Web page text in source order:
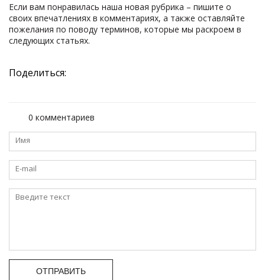
Если вам понравилась наша новая рубрика – пишите о
своих впечатлениях в комментариях, а также оставляйте
пожелания по поводу терминов, которые мы раскроем в
следующих статьях.
Поделиться:
0 комментариев
ОТПРАВИТЬ